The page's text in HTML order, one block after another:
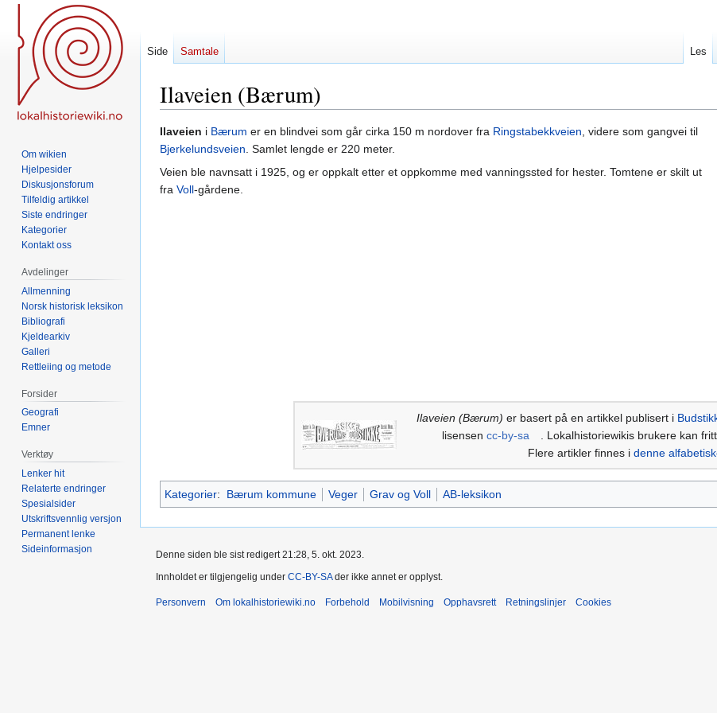
Ilaveien (Bærum)
Hopp
til
navigering
Hopp
til
søk
Ilaveien i Bærum er en blindvei som går cirka 150 m nordover fra Ringstabekkveien, videre som gangvei til
Bjerkelundsveien. Samlet lengde er 220 meter.
Veien ble navnsatt i 1925, og er oppkalt etter et oppkomme med vanningssted for hester. Tomtene er skilt ut
fra Voll-gårdene.
Ilaveien (Bærum) er basert på en artikkel publisert i
lisensen cc-by-sa
. Lokalhistoriewikis brukere kan
Flere artikler finnes i denne
Kategorier: Bærum kommune Veger Grav og Voll AB-leksikon
Side Samtale Les
Om wikien
Hjelpesider
Diskusjonsforum
Tilfeldig artikkel
Siste endringer
Kategorier
Kontakt oss
Avdelinger
Allmenning
Norsk historisk leksikon
Bibliografi
Kjeldearkiv
Galleri
Rettleiing og metode
Forsider
Geografi
Emner
Verktøy
Lenker hit
Relaterte endringer
Spesialsider
Utskriftsvennlig versjon
Permanent lenke
Sideinformasjon
Denne siden ble sist redigert 21:28, 5. okt. 2023.
Innholdet er tilgjengelig under CC-BY-SAder ikke annet er opplyst.
Personvern Om lokalhistoriewiki.no Forbehold Mobilvisning Opphavsrett Retningslinjer Cookies